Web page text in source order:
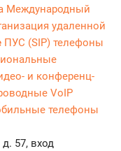
Международный
удаленной
ПУС (SIP) телефоны
и конференц-
VoIP
телефоны
57, вход